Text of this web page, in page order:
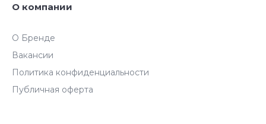
О компании
О Бренде
Вакансии
Политика конфиденциальности
Публичная оферта